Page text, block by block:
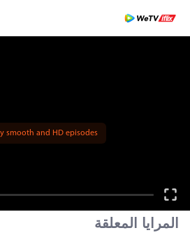
smooth and HD episodes
المرايا المعلقة